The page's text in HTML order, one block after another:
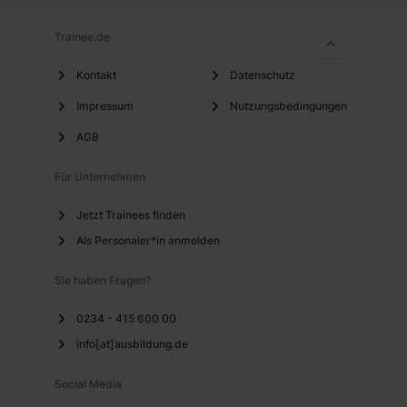
Trainee.de
Kontakt
Impressum
AGB
Datenschutz
Nutzungsbedingungen
Für Unternehmen
Jetzt Trainees finden
Als Personaler*in anmelden
Sie haben Fragen?
0234 - 415 600 00
info[at]ausbildung.de
Social Media